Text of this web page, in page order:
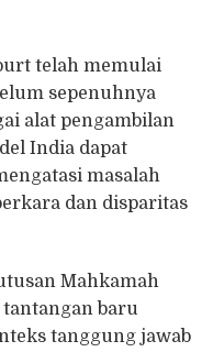
telah memulai
sepenuhnya
alat pengambilan
India dapat
masalah
dan disparitas
Mahkamah
baru
tanggung jawab